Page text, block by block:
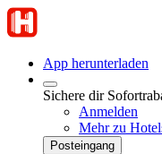
App herunterladen
Sichere dir
Anmelden
Mehr zu
Posteingang